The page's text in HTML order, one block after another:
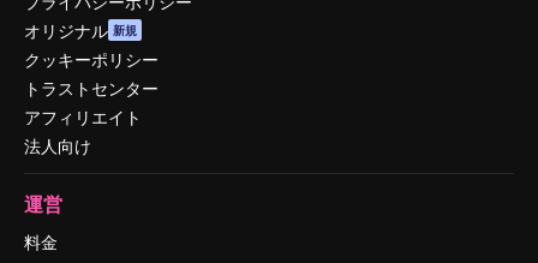
オリジナル 新規
クッキーポリシー
トラストセンター
アフィリエイト
法人向け
運営
料金